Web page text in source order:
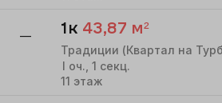
— 1к 43,87 м²
Традиции (Квартал на
I оч., 1 секц.
11 этаж